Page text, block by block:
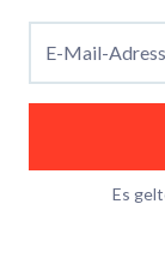
E-Mail-
Es